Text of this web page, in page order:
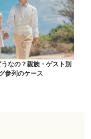
なの？親族・ゲスト別
参列のケース